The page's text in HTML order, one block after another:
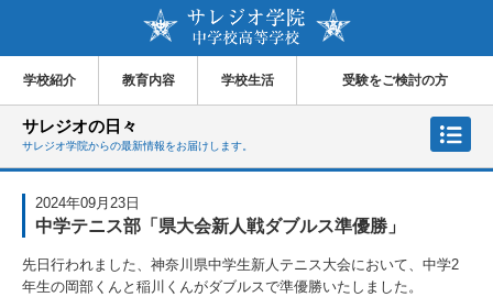
学校紹介 教育内容 学校生活 受験をご検討の方
サレジオの日々
サレジオ学院からの最新情報をお届けします。
2024年09月23日
中学テニス部「県大会新人戦ダブルス準優勝」
先日行われました、神奈川県中学生新人テニス大会において、中学2
年生の岡部くんと稲川くんがダブルスで準優勝いたしました。